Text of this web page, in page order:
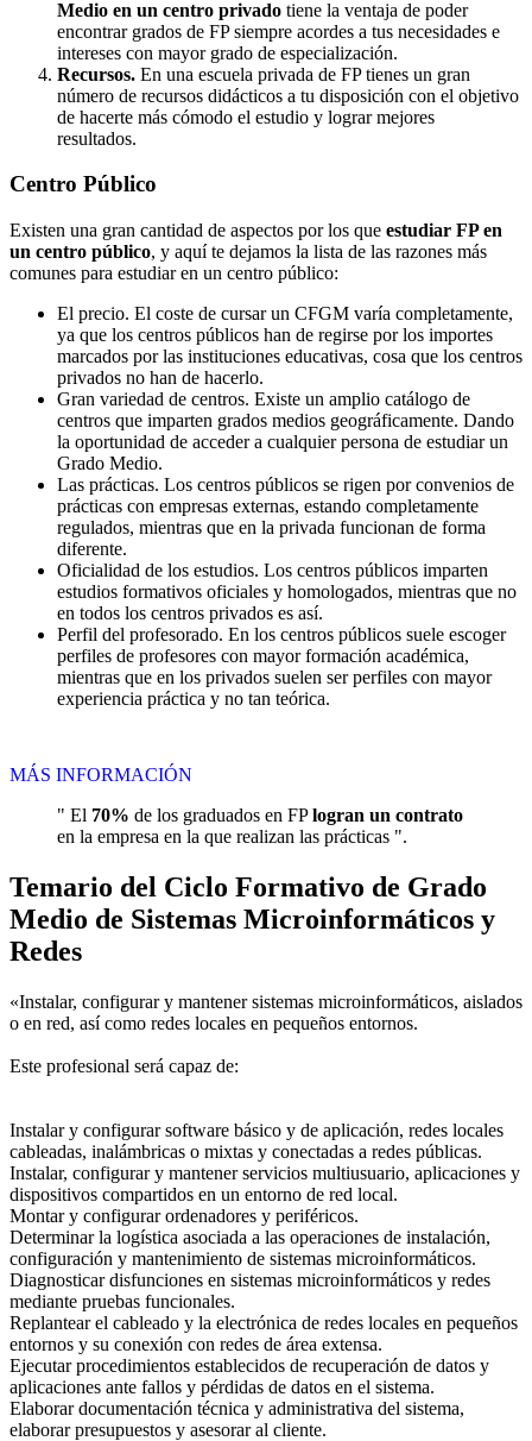
Medio en un centro privado tiene la ventaja de poder
encontrar grados de FP siempre acordes a tus necesidades e
intereses con mayor grado de especialización.
Recursos. En una escuela privada de FP tienes un gran
número de recursos didácticos a tu disposición con el objetivo
de hacerte más cómodo el estudio y lograr mejores
resultados.
Centro Público
Existen una gran cantidad de aspectos por los que estudiar FP en
un centro público, y aquí te dejamos la lista de las razones más
comunes para estudiar en un centro público:
El precio. El coste de cursar un CFGM varía completamente,
ya que los centros públicos han de regirse por los importes
marcados por las instituciones educativas, cosa que los centros
privados no han de hacerlo.
Gran variedad de centros. Existe un amplio catálogo de
centros que imparten grados medios geográficamente. Dando
la oportunidad de acceder a cualquier persona de estudiar un
Grado Medio.
Las prácticas. Los centros públicos se rigen por convenios de
prácticas con empresas externas, estando completamente
regulados, mientras que en la privada funcionan de forma
diferente.
Oficialidad de los estudios. Los centros públicos imparten
estudios formativos oficiales y homologados, mientras que no
en todos los centros privados es así.
Perfil del profesorado. En los centros públicos suele escoger
perfiles de profesores con mayor formación académica,
mientras que en los privados suelen ser perfiles con mayor
experiencia práctica y no tan teórica.
MÁS INFORMACIÓN
" El 70% de los graduados en FPlogran un contrato
en la empresa en la que realizan las prácticas ".
Temario del Ciclo Formativo de Grado
Medio de Sistemas Microinformáticos y
Redes
«Instalar, configurar y mantener sistemas microinformáticos, aislados
o en red, así como redes locales en pequeños entornos.
Este profesional será capaz de:
Instalar y configurar software básico y de aplicación, redes locales
cableadas, inalámbricas o mixtas y conectadas a redes públicas.
Instalar, configurar y mantener servicios multiusuario, aplicaciones y
dispositivos compartidos en un entorno de red local.
Montar y configurar ordenadores y periféricos.
Determinar la logística asociada a las operaciones de instalación,
configuración y mantenimiento de sistemas microinformáticos.
Diagnosticar disfunciones en sistemas microinformáticos y redes
mediante pruebas funcionales.
Replantear el cableado y la electrónica de redes locales en pequeños
entornos y su conexión con redes de área extensa.
Ejecutar procedimientos establecidos de recuperación de datos y
aplicaciones ante fallos y pérdidas de datos en el sistema.
Elaborar documentación técnica y administrativa del sistema,
elaborar presupuestos y asesorar al cliente.